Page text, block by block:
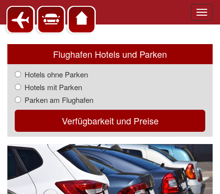
Flughafen Hotels und Parken
Hotels ohne Parken
Hotels mit Parken
Parken am Flughafen
Verfügbarkeit und Preise